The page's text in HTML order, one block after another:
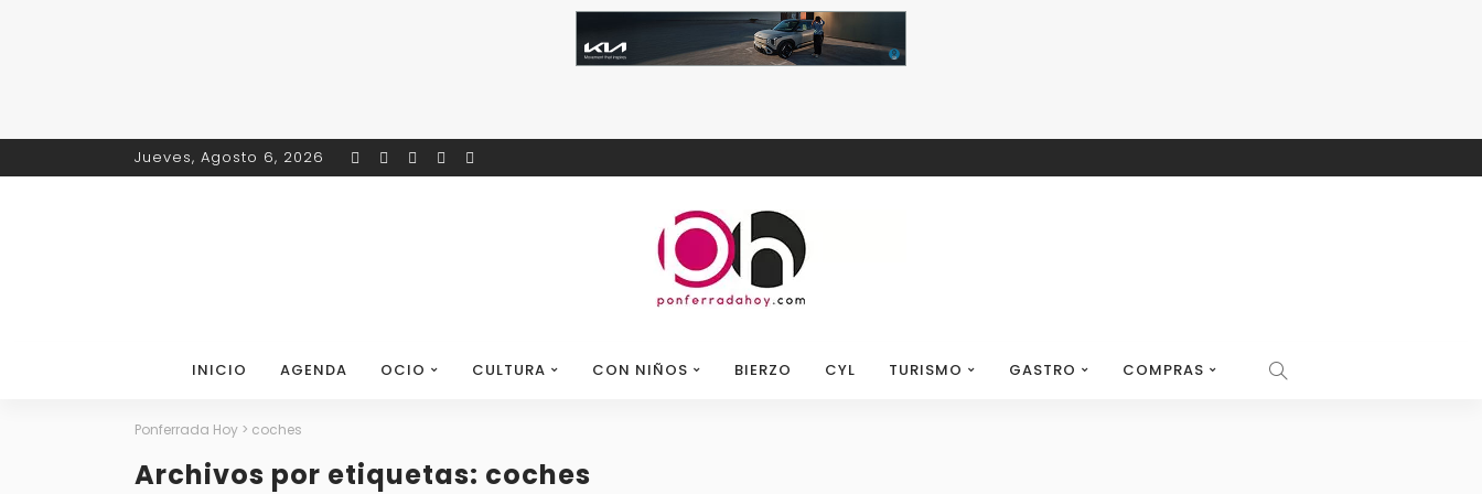
Jueves, Agosto 6, 2026
INICIO AGENDA OCIO CULTURA CON NIÑOS BIERZO CYL TURISMO GASTRO COMPRAS
Ponferrada Hoy > coches
Archivos por etiquetas: coches